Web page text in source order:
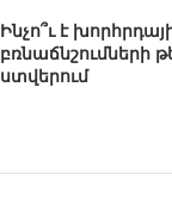
Ինչո՞ւ է
բռնաճնշումների
ստվերում